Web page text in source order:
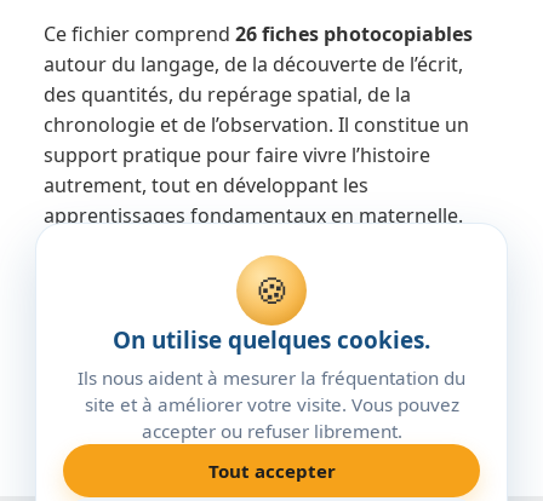
Ce fichier comprend 26 fiches photocopiables
autour du langage, de la découverte de l’écrit,
des quantités, du repérage spatial, de la
chronologie et de l’observation. Il constitue un
support pratique pour faire vivre l’histoire
autrement, tout en développant les
apprentissages fondamentaux en maternelle.
fiches photocopiables
La fée des doudous
langage et maths
🍪
On utilise quelques cookies.
Ils nous aident à mesurer la fréquentation du
site et à améliorer votre visite. Vous pouvez
accepter ou refuser librement.
Tout accepter